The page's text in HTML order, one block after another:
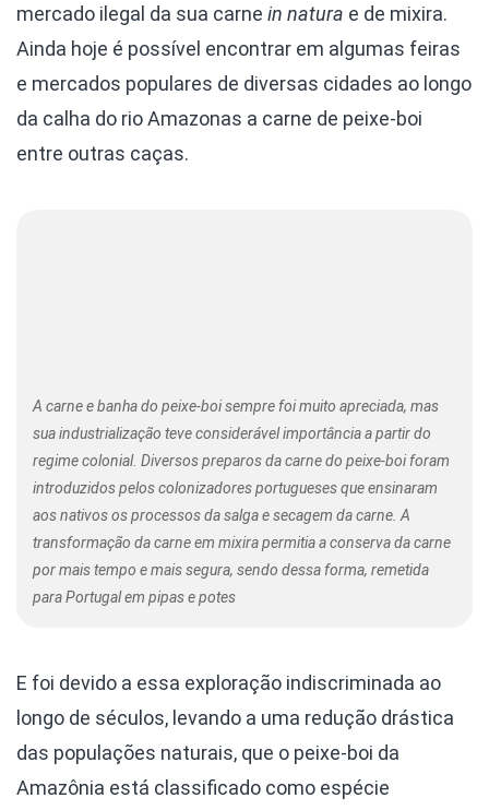
mercado ilegal da sua carne in natura e de mixira.
Ainda hoje é possível encontrar em algumas feiras
e mercados populares de diversas cidades ao longo
da calha do rio Amazonas a carne de peixe-boi
entre outras caças.
A carne e banha do peixe-boi sempre foi muito apreciada, mas
sua industrialização teve considerável importância a partir do
regime colonial. Diversos preparos da carne do peixe-boi foram
introduzidos pelos colonizadores portugueses que ensinaram
aos nativos os processos da salga e secagem da carne. A
transformação da carne em mixira permitia a conserva da carne
por mais tempo e mais segura, sendo dessa forma, remetida
para Portugal em pipas e potes
E foi devido a essa exploração indiscriminada ao
longo de séculos, levando a uma redução drástica
das populações naturais, que o peixe-boi da
Amazônia está classificado como espécie